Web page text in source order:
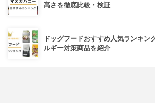
高さを徹底比較・検証
ドッグフードおすすめ人気ランキン
ルギー対策商品を紹介